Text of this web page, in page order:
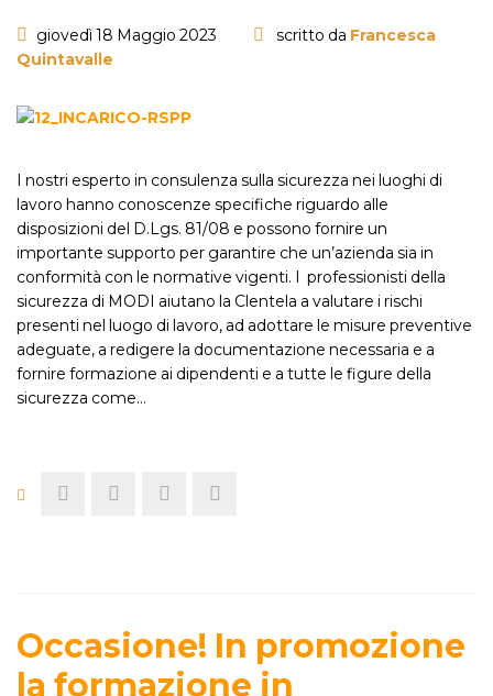
giovedì 18 Maggio 2023 scritto da Francesca
Quintavalle
I nostri esperto in consulenza sulla sicurezza nei luoghi di
lavoro hanno conoscenze specifiche riguardo alle
disposizioni del D.Lgs. 81/08 e possono fornire un
importante supporto per garantire che un’azienda sia in
conformità con le normative vigenti. I professionisti della
sicurezza di MODI aiutano la Clentela a valutare i rischi
presenti nel luogo di lavoro, ad adottare le misure preventive
adeguate, a redigere la documentazione necessaria e a
fornire formazione ai dipendenti e a tutte le figure della
sicurezza come…
Occasione! In promozione
la formazione in